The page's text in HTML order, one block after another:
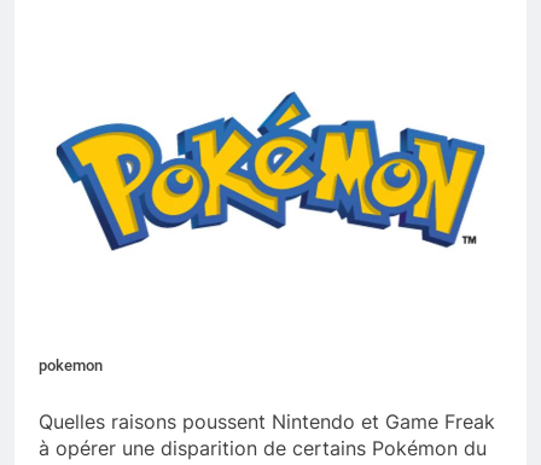
pokemon
Quelles raisons poussent Nintendo et Game Freak
à opérer une disparition de certains Pokémon du